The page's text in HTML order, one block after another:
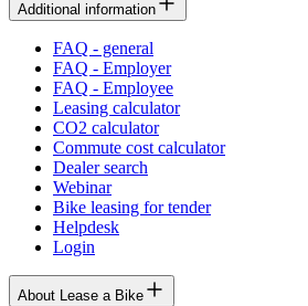
Additional information
FAQ - general
FAQ - Employer
FAQ - Employee
Leasing calculator
CO2 calculator
Commute cost calculator
Dealer search
Webinar
Bike leasing for tender
Helpdesk
Login
About Lease a Bike